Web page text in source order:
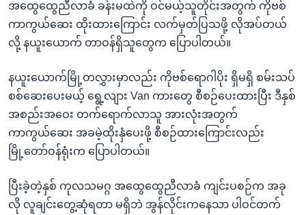
အထွေထွေညီလာခံ ခန်းမထဲကို ဝင်မယ့်သူတိုင်းအတွက် ကိုဗစ်
ကာကွယ်ဆေး ထိုးထားကြောင်း လက်မှတ်ပြသဖို့ လိုအပ်တယ်
လို့ နယူးယောက် တာဝန်ရှိသူတွေက ပြောပါတယ်။
နယူးယောက်မြို့တလွှားမှာလည်း ကိုဗစ်ရောဂါပိုး ရှိမရှိ စမ်းသပ်
စစ်ဆေးပေးမယ့် ရွေ့လျား Van ကားတွေ စီစဉ်ပေးထားပြီး ဒီနှစ်
အစည်းအဝေး တက်ရောက်လာသူ အားလုံးအတွက်
ကာကွယ်ဆေး အခမဲ့ထိုးနှံပေးဖို့ စီစဉ်ထားကြောင်းလည်း
မြို့တော်ဝန်ရုံးက ပြောပါတယ်။
ပြီးခဲ့တဲ့နှစ် ကုလသမဂ္ဂ အထွေထွေညီလာခံ ကျင်းပစဉ်က အခု
လို လူချင်းတွေ့ဆုံရတာ မရှိဘဲ အွန်လိုင်းကနေသာ ပါဝင်တက်